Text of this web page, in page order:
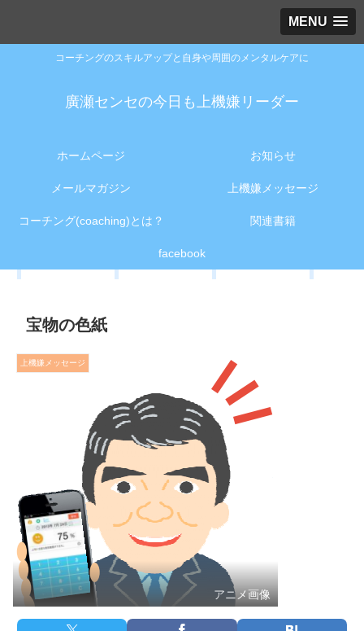
MENU
コーチングのスキルアップと自身や周囲のメンタルケアに
廣瀬センセの今日も上機嫌リーダー
ホームページ お知らせ
メールマガジン 上機嫌メッセージ
コーチング(coaching)とは？ 関連書籍
facebook
宝物の色紙
上機嫌メッセージ
アニメ画像